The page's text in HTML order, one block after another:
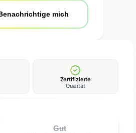
mich
Zertifizierte
Qualität
Gut